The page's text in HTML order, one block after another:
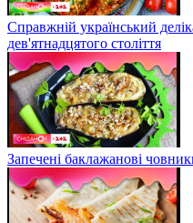
Справжній український
дев'ятнадцятого століття
Запечені баклажанові